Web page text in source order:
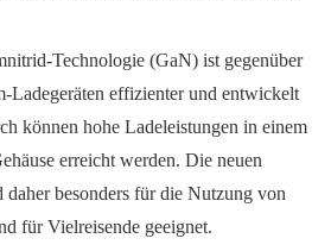
Technologie (GaN) ist gegenüber
Ladegeräten effizienter und entwickelt
können hohe Ladeleistungen in einem
erreicht werden. Die neuen
besonders für die Nutzung von
für Vielreisende geeignet.